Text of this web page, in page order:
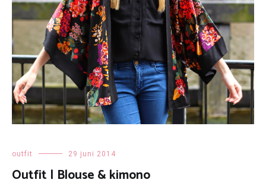
outfit 29 juni 2014
Outfit | Blouse & kimono